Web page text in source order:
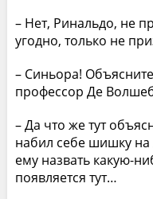
– Нет, Ринальдо, не
угодно, только не
– Синьора!
профессор Де
– Да что же тут
набил себе шишку на
ему назвать какую-
появляется тут…